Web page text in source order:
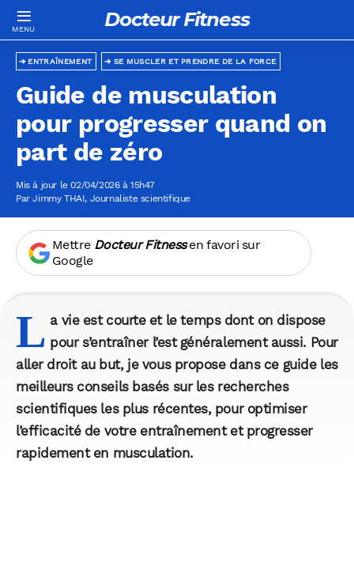
Docteur Fitness
SE MUSCLER ET PRENDRE DE LA FORCE
ENTRAÎNEMENT
Guide de musculation
pour progresser quand on
part de zéro
Mis à jour le 02/04/2026 à 15h47
ParJimmy THAI, Journaliste scientifique
Mettre Docteur Fitnessen favori sur
Google
L a vie est courte et le temps dont on dispose
pour s’entraîner l’est généralement aussi. Pour
aller droit au but, je vous propose dans ce guide les
meilleurs conseils basés sur les recherches
scientifiques les plus récentes, pour optimiser
l’efficacité de votre entraînement et progresser
rapidement en musculation.